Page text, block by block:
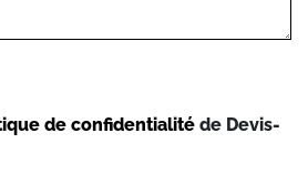
de confidentialité de Devis-